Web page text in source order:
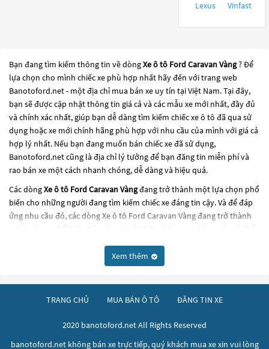
Lexus
Vinfast
Bạn đang tìm kiếm thông tin về dòngXe ô tô Ford Caravan Vàng? Để
lựa chọn cho mình chiếc xe phù hợp nhất hãy đến với trang web
Banotoford.net - một địa chỉ mua bán xe uy tín tại Việt Nam. Tại đây,
bạn sẽ được cập nhật thông tin giá cả và các mẫu xe mới nhất, đầy đủ
và chính xác nhất, giúp bạn dễ dàng tìm kiếm chiếc xe ô tô đã qua sử
dụng hoặc xe mới chính hãng phù hợp với nhu cầu của mình với giá cả
hợp lý nhất. Nếu bạn đang muốn bán chiếc xe đã sử dụng,
Banotoford.net cũng là địa chỉ lý tưởng để bạn đăng tin miễn phí và
rao bán xe một cách nhanh chóng, dễ dàng và hiệu quả.
Các dòngXe ô tô Ford Caravan Vàngđang trở thành một lựa chọn phổ
biến cho những người đang tìm kiếm chiếc xe đáng tin cậy. Và để đáp
ứng nhu cầu đó, các dòngXe ô tô Ford Caravan Vàngđang trở thành
sự lựa chọn phổ biến. Các dòng
Xe ô tô Ford Caravan Vàng
này có thể
thiết kế hiện đại và công nghệ tiên tiến. Các dòng
này đều được kiểm tra và bảo dưỡng kỹ lưỡng để đảm bảo chất
lượng và hiệu suất tốt nhất. Nếu bạn đang tìm kiếm một chiếc xe, hãy
khám phá các dòngXe ô tô Ford Caravan Vàng
này và chọn cho mình
Banotoford.net .
Xem thêm
TRANG CHỦ MUA BÁN Ô TÔ ĐĂNG TIN XE
2020 banotoford.net All Rights Reserved
banotoford.net không bán xe trực tiếp, quý khách mua xe xin vui lòng